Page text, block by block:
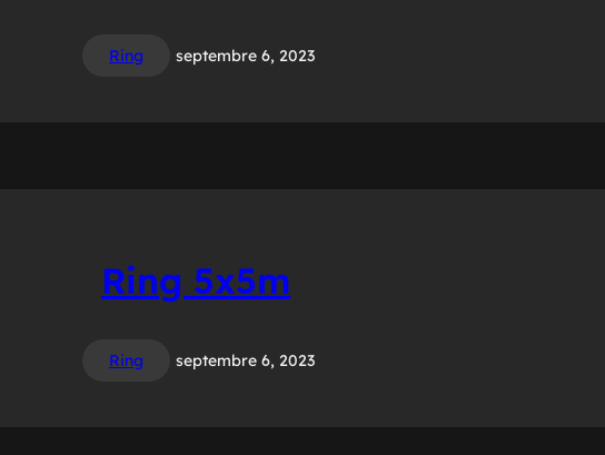
Ring septembre 6, 2023
Ring 5x5m
Ring septembre 6, 2023